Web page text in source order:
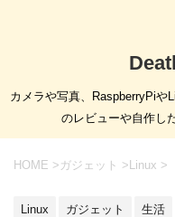
カメラや写真、RaspberryPiや
のレビューや自作し
HOME > ガジェット > Linux >
Linux ガジェット 生活